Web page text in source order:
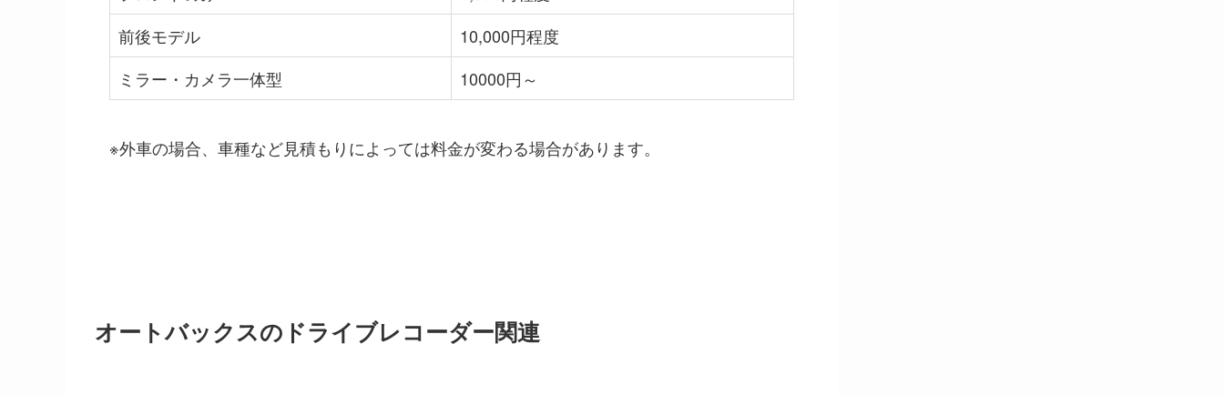
前後モデル
10,000円程度
ミラー・カメラ一体型
10000円～
※外車の場合、車種など見積もりによっては料金が変わる場合があります。
オートバックスのドライブレコーダー関連